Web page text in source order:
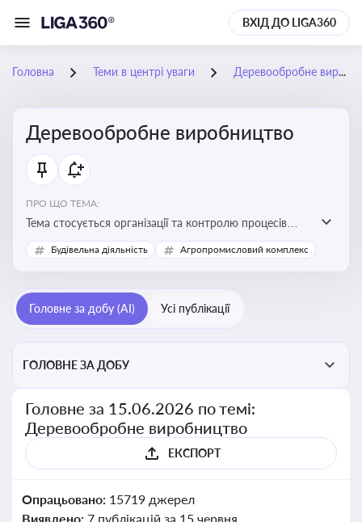
ВХІД ДО LIGA360
Головна Теми в центрі уваги Деревообробне виробництво
Деревообробне виробництво
ПРО ЩО ТЕМА:
Тема стосується організації та контролю процесів
переробки деревини, дотримання технічних
стандартів, екологічних вимог і безпеки праці на
Будівельна діяльність Агропромисловий комплекс
Головне за добу (AI) Усі публікації
ГОЛОВНЕ ЗА ДОБУ
Головне за 15.06.2026 по темі:
Деревообробне виробництво
ЕКСПОРТ
Опрацьовано: 15719 джерел
Виявлено: 7 публікацій за 15 червня